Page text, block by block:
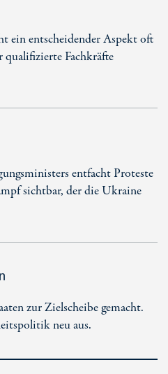
ein entscheidender Aspekt oft
Fachkräfte
entfacht Proteste
sichtbar, der die Ukraine
zur Zielscheibe gemacht.
neu aus.